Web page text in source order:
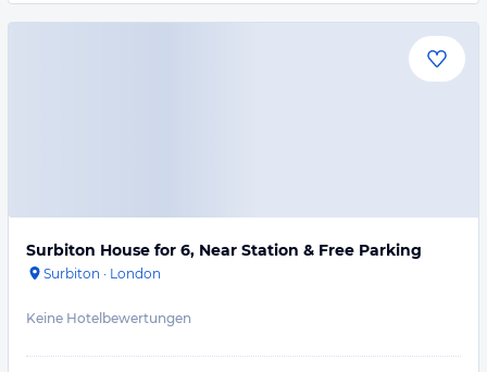
Surbiton House for 6, Near Station & Free Parking
Surbiton · London
Keine Hotelbewertungen